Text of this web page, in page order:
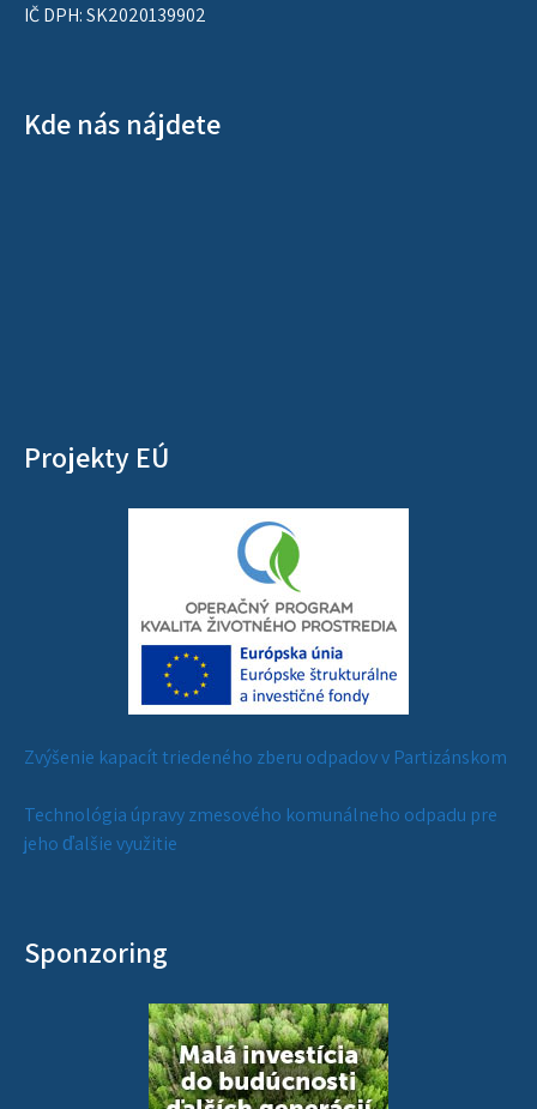
IČ DPH: SK2020139902
Kde nás nájdete
Projekty EÚ
Zvýšenie kapacít triedeného zberu odpadov v Partizánskom
Technológia úpravy zmesového komunálneho odpadu pre
jeho ďalšie využitie
Sponzoring